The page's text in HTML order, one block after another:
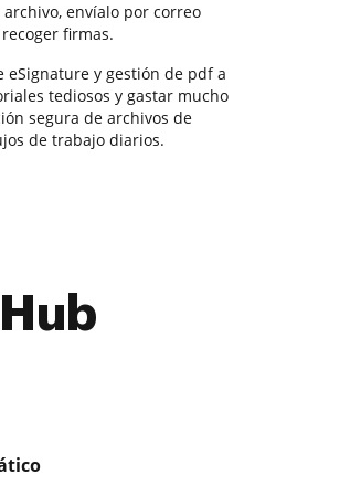
envíalo por correo
firmas.
eSignature y gestión de pdf a
tediosos y gastar mucho
segura de archivos de
de trabajo diarios.